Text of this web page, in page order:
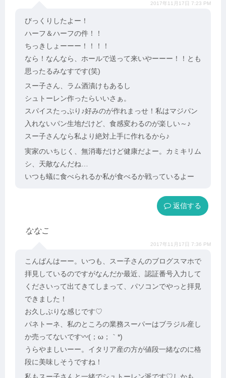
2017年11月17日 7:23 PM
びっくりしたよー！
ハーフ＆ハーフの件！！
ちっきしょーーー！！！！
なら！なんなら、ホールで送って来いやーーー！！とも
思ったるみなすです(笑)
スー子さん、ラム酒漬けもあるし
シュトーレン作ったらいいさぁ。
スパイスたっぷり♪好みのが作れまっせ！私はマジパン
入れないパン生地だけど、食感変わるのが楽しい～♪
スー子さんなら私より絶対上手に作れるから♪
実家のいちじく、無消毒だけど健康だよー。カミキリム
シ、天敵なんだね…
いつも蟻に食べられるか私が食べるか戦っているよー
返信
ななこ
2017年11月17日 7:36 PM
こんばんはーー。いつも、スー子さんのブログスマホで
拝見しているのですがなんだか最近、認証番号入力して
くださいって出てきてしまって、パソコンでやっと拝見
できました！
お久しぶりな感じです♡
パネトーネ、私のところの業務スーパーはブラジル産し
か売ってないです〰️(；ω；｀*)
うらやましいーー。イタリア産の方が値段一緒なのに格
段に美味しそうですね！